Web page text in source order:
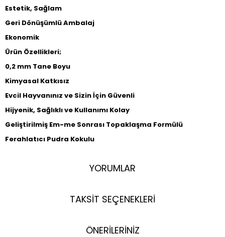
Estetik, Sağlam
Geri Dönüşümlü Ambalaj
Ekonomik
Ürün Özellikleri;
0,2 mm Tane Boyu
Kimyasal Katkısız
Evcil Hayvanınız ve Sizin İçin Güvenli
Hijyenik, Sağlıklı ve Kullanımı Kolay
Geliştirilmiş Em-me Sonrası Topaklaşma Formülü
Ferahlatıcı Pudra Kokulu
YORUMLAR
TAKSİT SEÇENEKLERİ
ÖNERİLERİNİZ